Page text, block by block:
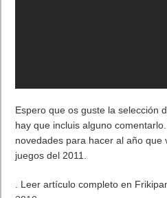
Espero que os guste la selección
hay que incluis alguno
novedades para hacer al año que
juegos del 2011.
. Leer artículo completo en